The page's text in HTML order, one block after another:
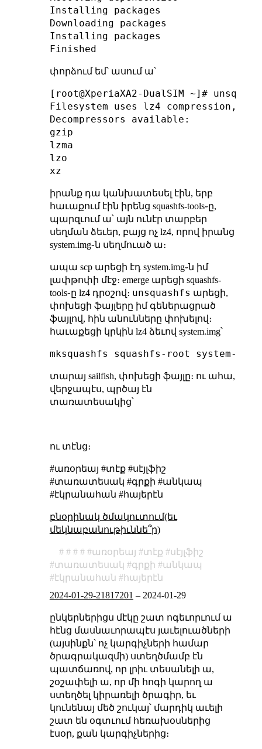
Installing packages
Downloading packages
Installing packages
փորձում եմ՝ ասում ա՝
[root@XperiaXA2-DualSIM ~]#
Filesystem uses lz4 compression,
Decompressors available:
gzip
lzma
lzo
իրանք դա կանխատեսել էին, երբ
հաւաքում էին իրենց squashfs-tools֊ը,
պարզւում ա՝ այն ունէր տարբեր
սեղման ձեւեր, բայց ոչ lz4, որով իրանց
system.img֊ն սեղմուած ա։
ապա scp արեցի էդ system.img֊ն իմ
լափթոփի մէջ։ emerge արեցի squashfs-
tools֊ը lz4 դրօշով։ unsquashfs արեցի,
փոխեցի ֆայլերը իմ գեներացրած
ֆայլով, հին անունները փոխելով։
հաւաքեցի կրկին lz4 ձեւով system.img՝
տարայ sailfish, փոխեցի ֆայլը։ ու ահա,
վերջապէս, պրծայ էն
տառատեսակից՝
ու տէնց։
#առօրեայ #տէք #սէյլֆիշ
#տառատեսակ #գրքի #անկապ
#էկրանահան #հայերէն
բնօրինակ ծմակուտում(եւ
մեկնաբանութիւննե՞ր)
առօրեայ տէք
սէյլֆիշ
տառատեսակ
գրքի
անկապ
էկրանահան
հայերէն
2024-01-29-21817201 – 2024-01-29
ընկերներիցս մէկը շատ ոգեւորւում ա
հէնց մասնաւորապէս յաւելուածների
(այսինքն՝ ոչ կարգիչների համար
ծրագրակազմի) ստեղծմամբ էն
պատճառով, որ լրիւ տեսանելի ա,
շօշափելի ա, որ մի հոգի կարող ա
ստեղծել կիրառելի ծրագիր, եւ
կունենայ մեծ շուկայ՝ մարդիկ աւելի
շատ են օգտւում հեռախօսներից
էսօր, քան կարգիչներից։